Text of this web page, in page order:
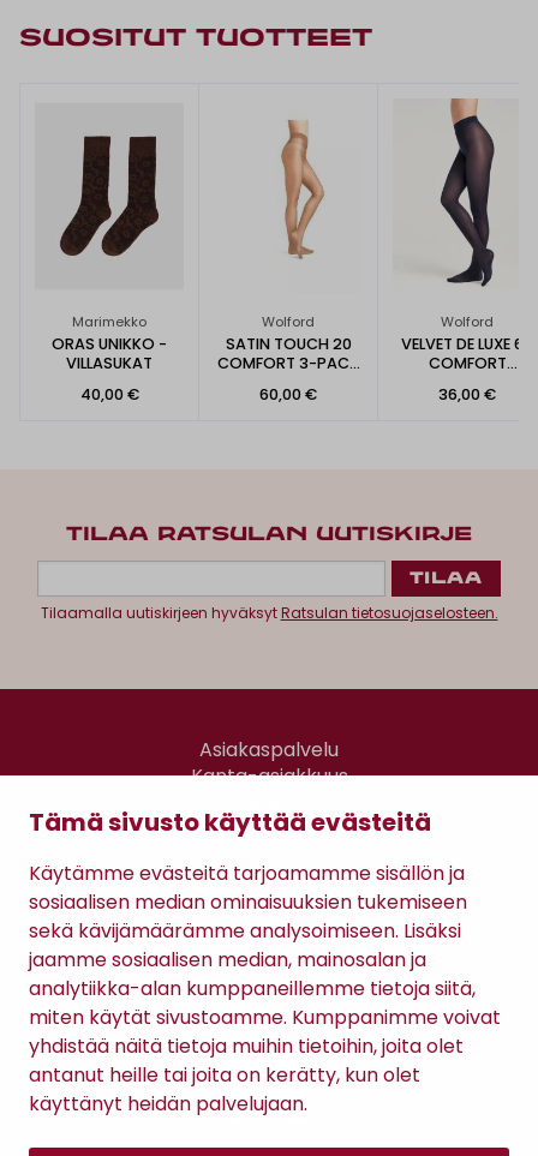
Tämä sivusto käyttää evästeitä
Käytämme evästeitä tarjoamamme sisällön ja
sosiaalisen median ominaisuuksien tukemiseen
sekä kävijämäärämme analysoimiseen. Lisäksi
jaamme sosiaalisen median, mainosalan ja
analytiikka-alan kumppaneillemme tietoja siitä,
miten käytät sivustoamme. Kumppanimme voivat
yhdistää näitä tietoja muihin tietoihin, joita olet
antanut heille tai joita on kerätty, kun olet
käyttänyt heidän palvelujaan.
SUOSITUT TUOTTEET
Marimekko
ORAS UNIKKO -
VILLASUKAT
40,00 €
Wolford
SATIN TOUCH 20
COMFORT 3-PACK
60,00 €
Wolford
VELVET DE LUXE 66
COMFORT
36,00 €
TILAA RATSULAN UUTISKIRJE
Tilaamalla uutiskirjeen hyväksytRatsulan tietosuojaselosteen.
Asiakaspalvelu
Kanta-asiakkuus
Gomee Ratsula Café
Sopimusehdot
Tietosuojaseloste
Maksutavat